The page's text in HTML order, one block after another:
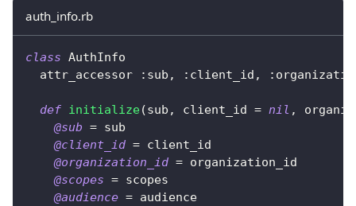
auth_info.rb
class AuthInfo
  attr_accessor
:sub , :client_id ,
def initialize(sub , client_id = nil ,
@sub = sub
@client_id = client_id
@organization_id = organization_id
@scopes = scopes
@audience = audience